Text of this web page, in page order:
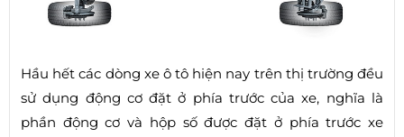
Hầu hết các dòng xe ô tô hiện nay trên thị trường đều
sử dụng động cơ đặt ở phía trước của xe, nghĩa là
phần động cơ và hộp số được đặt ở phía trước xe